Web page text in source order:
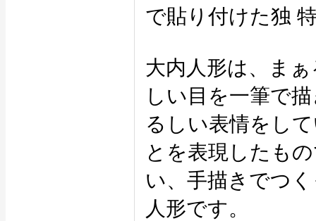
で貼り付けた独
大内人形は、ま
しい目を一筆で
るしい表情をし
とを表現したも
い、手描きでつ
人形です。